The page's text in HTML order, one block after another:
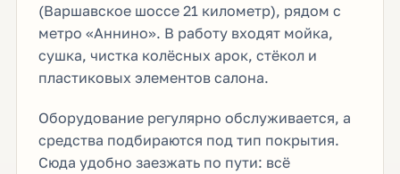
(Варшавское шоссе 21 километр), рядом с
метро «Аннино». В работу входят мойка,
сушка, чистка колёсных арок, стёкол и
пластиковых элементов салона.
Оборудование регулярно обслуживается, а
средства подбираются под тип покрытия.
Сюда удобно заезжать по пути: всё